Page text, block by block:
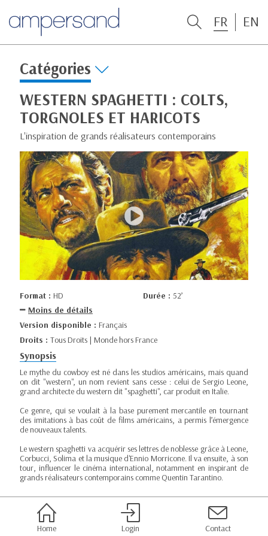
FR EN
Catégories
WESTERN SPAGHETTI : COLTS,
TORGNOLES ET HARICOTS
L'inspiration de grands réalisateurs contemporains
Format : HD Durée : 52’
Moins de détails
Version disponible : Français
Droits : Tous Droits | Monde hors France
Synopsis
Le mythe du cowboy est né dans les studios américains, mais quand
on dit "western", un nom revient sans cesse : celui de Sergio Leone,
grand architecte du western dit "spaghetti", car produit en Italie.
Ce genre, qui se voulait à la base purement mercantile en tournant
des imitations à bas coût de films américains, a permis l’émergence
de nouveaux talents.
Le western spaghetti va acquérir ses lettres de noblesse grâce à Leone,
Corbucci, Solima et la musique d'Ennio Morricone. Il va ensuite, à son
tour, influencer le cinéma international, notamment en inspirant de
grands réalisateurs contemporains comme Quentin Tarantino.
Home Login Contact